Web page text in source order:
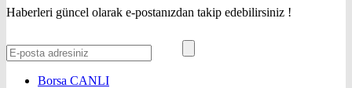
Haberleri güncel olarak e-postanızdan takip edebilirsiniz !
Borsa CANLI